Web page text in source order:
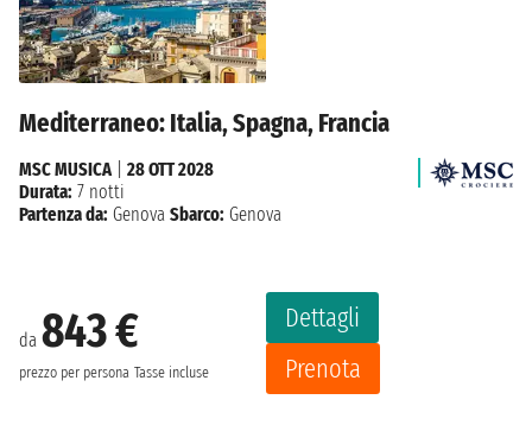
Mediterraneo: Italia, Spagna, Francia
da 843 €
prezzo per persona Tasse incluse
Dettagli
Prenota
MSC MUSICA| 28 OTT 2028
Durata: 7 notti
Partenza da: Genova Sbarco: Genova